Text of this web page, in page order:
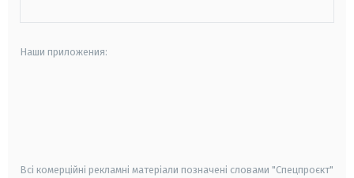
Наши приложения:
Всі комерційні рекламні матеріали позначені словами "Спецпроєкт"